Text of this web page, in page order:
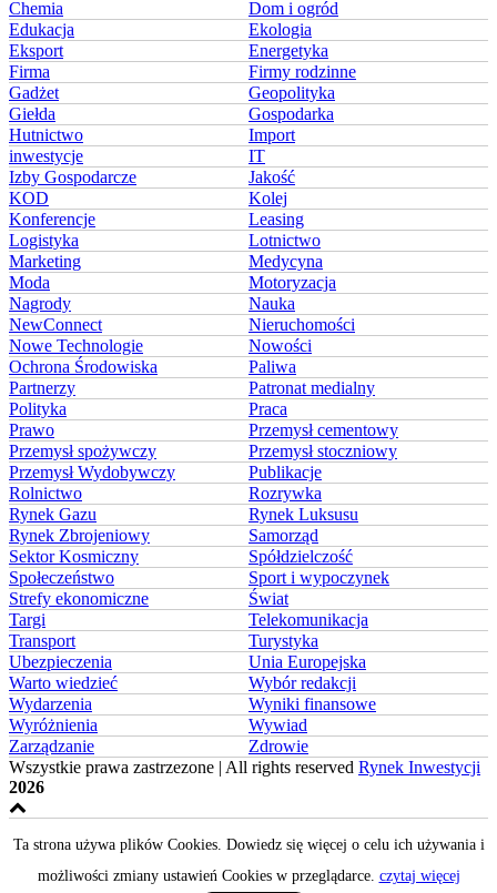
Chemia
Dom i ogród
Edukacja
Ekologia
Eksport
Energetyka
Firma
Firmy rodzinne
Gadżet
Geopolityka
Giełda
Gospodarka
Hutnictwo
Import
inwestycje
IT
Izby Gospodarcze
Jakość
KOD
Kolej
Konferencje
Leasing
Logistyka
Lotnictwo
Marketing
Medycyna
Moda
Motoryzacja
Nagrody
Nauka
NewConnect
Nieruchomości
Nowe Technologie
Nowości
Ochrona Środowiska
Paliwa
Partnerzy
Patronat medialny
Polityka
Praca
Prawo
Przemysł cementowy
Przemysł spożywczy
Przemysł stoczniowy
Przemysł Wydobywczy
Publikacje
Rolnictwo
Rozrywka
Rynek Gazu
Rynek Luksusu
Rynek Zbrojeniowy
Samorząd
Sektor Kosmiczny
Spółdzielczość
Społeczeństwo
Sport i wypoczynek
Strefy ekonomiczne
Świat
Targi
Telekomunikacja
Transport
Turystyka
Ubezpieczenia
Unia Europejska
Warto wiedzieć
Wybór redakcji
Wydarzenia
Wyniki finansowe
Wyróżnienia
Wywiad
Zarządzanie
Zdrowie
Wszystkie prawa zastrzezone | All rights reserved Rynek Inwestycji
2026
Ta strona używa plików Cookies. Dowiedz się więcej o celu ich używania i
możliwości zmiany ustawień Cookies w przeglądarce. czytaj więcej